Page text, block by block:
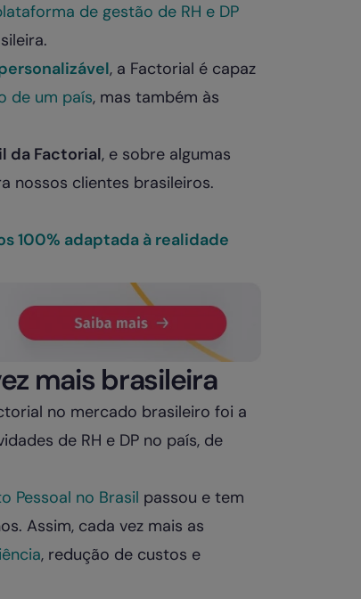
de gestão de RH e DP
, a Factorial é capaz
de um país, mas também às
da Factorial, e sobre algumas
nossos clientes brasileiros.
100% adaptada à realidade
mais brasileira
no mercado brasileiro foi a
de RH e DP no país, de
Pessoal no Brasil passou e tem
Assim, cada vez mais as
, redução de custos e